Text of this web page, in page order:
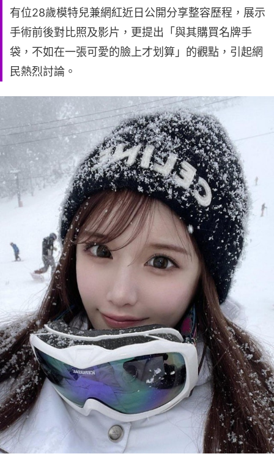
有位28歲模特兒兼網紅近日公開分享整容歷程，展示
手術前後對比照及影片，更提出「與其購買名牌手
袋，不如在一張可愛的臉上才划算」的觀點，引起網
民熱烈討論。